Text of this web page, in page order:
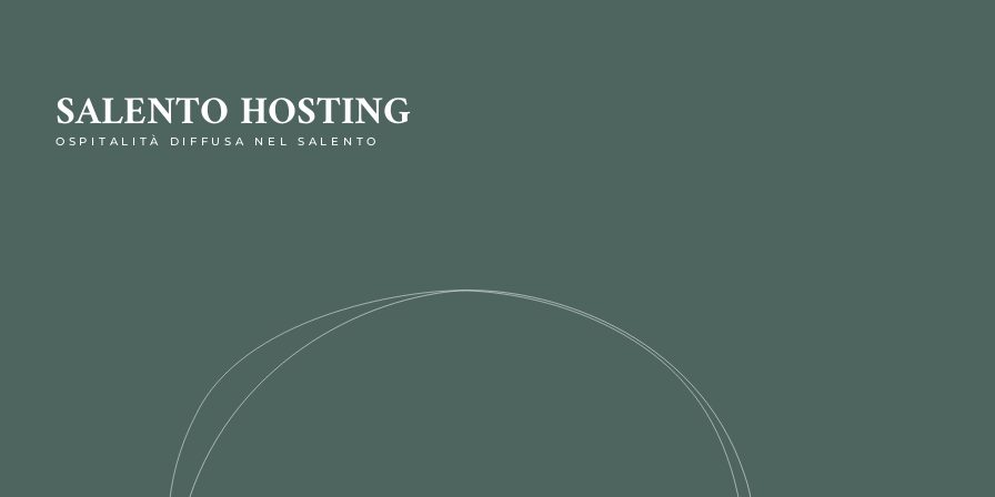
SALENTO HOSTING
OSPITALITÀ DIFFUSA NEL SALENTO